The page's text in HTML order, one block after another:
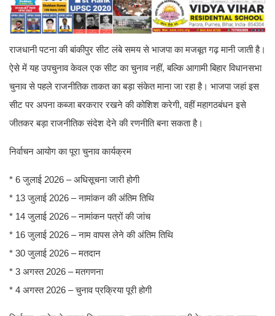
राजधानी पटना की बांकीपुर सीट लंबे समय से भाजपा का मजबूत गढ़ मानी जाती है।
ऐसे में यह उपचुनाव केवल एक सीट का चुनाव नहीं, बल्कि आगामी बिहार विधानसभा
चुनाव से पहले राजनीतिक ताकत का बड़ा संकेत माना जा रहा है। भाजपा जहां इस
सीट पर अपना कब्जा बरकरार रखने की कोशिश करेगी, वहीं महागठबंधन इसे
जीतकर बड़ा राजनीतिक संदेश देने की रणनीति बना सकता है।
निर्वाचन आयोग का पूरा चुनाव कार्यक्रम
* 6 जुलाई 2026 – अधिसूचना जारी होगी
* 13 जुलाई 2026 – नामांकन की अंतिम तिथि
* 14 जुलाई 2026 – नामांकन पत्रों की जांच
* 16 जुलाई 2026 – नाम वापस लेने की अंतिम तिथि
* 30 जुलाई 2026 – मतदान
* 3 अगस्त 2026 – मतगणना
* 4 अगस्त 2026 – चुनाव प्रक्रिया पूरी होगी